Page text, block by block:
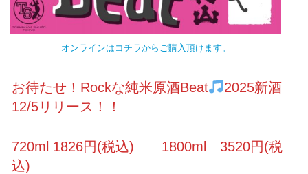
オンラインはコチラからご購入頂けます。
お待たせ！Rockな純米原酒Beat
2025新酒
12/5リリース！！
720ml 1826円(税込) 1800ml 3520円(税
込)